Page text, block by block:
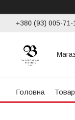
+380 (93) 005-71-
Головна